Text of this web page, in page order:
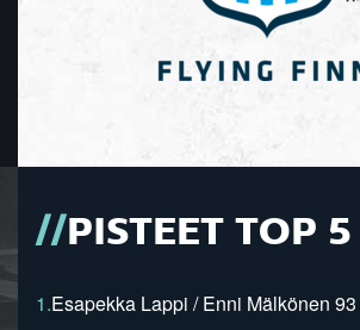
PISTEET TOP 5
1.Esapekka Lappi / Enni Mälkönen